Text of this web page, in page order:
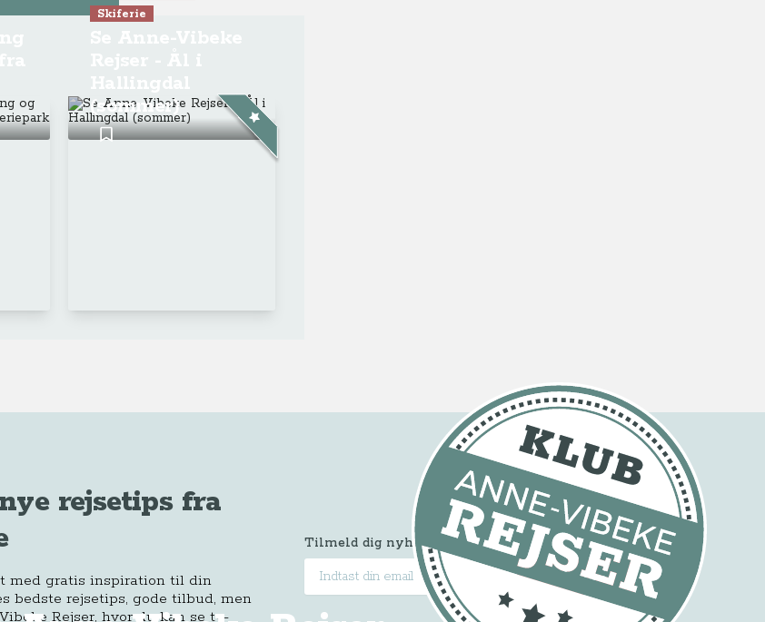
Skiferie
(sommer)
rejsetips fra
med gratis inspiration til din
bedste rejsetips, gode tilbud, men
Rejser, hvor du kan se tv-
Tilmeld dig nyhedsbrevet
Tilmeld